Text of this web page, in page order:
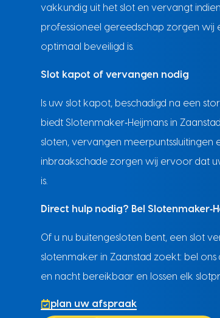
vakkundig uit het slot en vervangt
professioneel gereedschap zorgen
optimaal beveiligd is.
Slot kapot of vervangen nodig
Is uw slot kapot, beschadigd na een
biedt Slotenmaker‑Heijmans in
sloten, vervangen
inbraakschade zorgen wij ervoor dat
is.
Direct hulp nodig? Bel
Of u nu buitengesloten bent, een slot
slotenmaker in Zaanstad zoekt: bel
en nacht bereikbaar en lossen elk
plan uw afspraak